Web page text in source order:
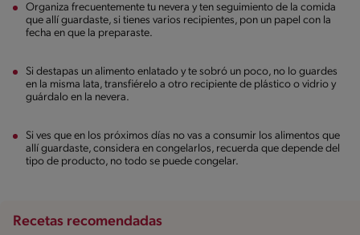
Organiza frecuentemente tu nevera y ten seguimiento de la comida
que allí guardaste, si tienes varios recipientes, pon un papel con la
fecha en que la preparaste.
Si destapas un alimento enlatado y te sobró un poco, no lo guardes
en la misma lata, transfiérelo a otro recipiente de plástico o vidrio y
guárdalo en la nevera.
Si ves que en los próximos días no vas a consumir los alimentos que
allí guardaste, considera en congelarlos, recuerda que depende del
tipo de producto, no todo se puede congelar.
Recetas recomendadas